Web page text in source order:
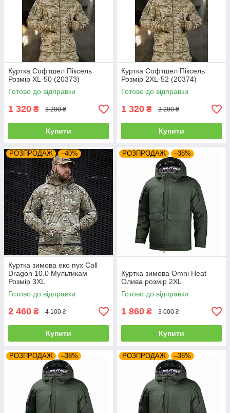
Куртка Софтшел Піксель
Розмір XL-50 (20373)
Готово до відправки
1 320 ₴ 2 200 ₴
Купити
Куртка Софтшел Піксель
Розмір 2XL-52 (20374)
Готово до відправки
1 320 ₴ 2 200 ₴
Купити
РОЗПРОДАЖ –40%
Куртка зимова еко пух Call
Dragon 10.0 Мультикам
Розмір 3XL
Готово до відправки
2 460 ₴ 4 100 ₴
Купити
РОЗПРОДАЖ –38%
Куртка зимова Omni Heat
Олива розмір 2XL
Готово до відправки
1 860 ₴ 3 000 ₴
Купити
РОЗПРОДАЖ –38% РОЗПРОДАЖ –38%